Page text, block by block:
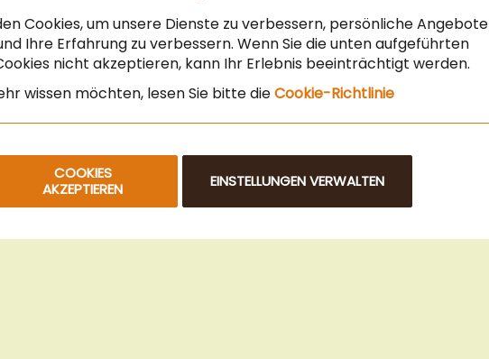
Angebot für Gastronomie & Büro
Newsletteranmeldung
© 2025 Beans Kaffeehandel OG. Alle Rechte vorbehalten.
Cookies, um unsere Dienste zu verbessern, persönliche Angebote
Ihre Erfahrung zu verbessern. Wenn Sie die unten aufgeführten
nicht akzeptieren, kann Ihr Erlebnis beeinträchtigt werden.
wissen möchten, lesen Sie bitte dieCookie-Richtlinie
COOKIES
AKZEPTIEREN
EINSTELLUNGEN VERWALTEN